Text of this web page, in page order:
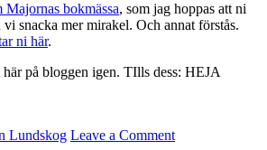
Majornas bokmässa, som jag hoppas att ni
snacka mer mirakel. Och annat förstås.
ni här.
här på bloggen igen. TIlls dess: HEJA
Lundskog Leave a Comment